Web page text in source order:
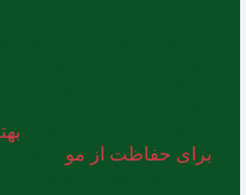
برای حفاظت از مو